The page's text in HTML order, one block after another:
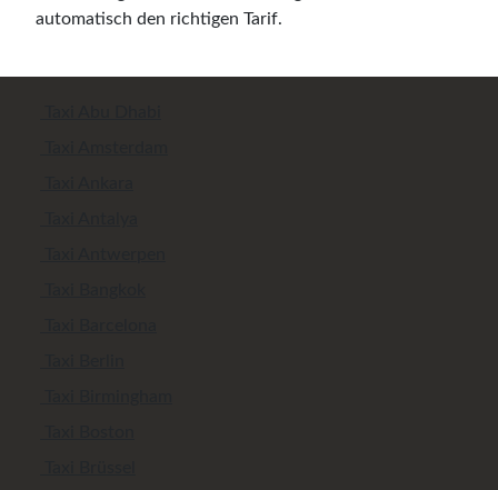
automatisch den richtigen Tarif.